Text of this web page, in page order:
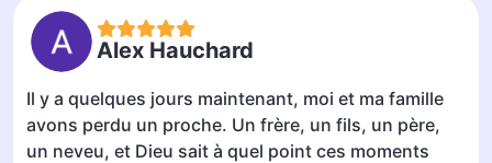
Alex Hauchard
Il y a quelques jours maintenant, moi et ma famille
avons perdu un proche. Un frère, un fils, un père,
un neveu, et Dieu sait à quel point ces moments